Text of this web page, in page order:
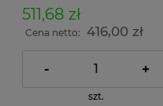
dokumenty w archiwum i
do magazynu
511,68 zł
Cena netto: 416,00 zł
- +
szt.